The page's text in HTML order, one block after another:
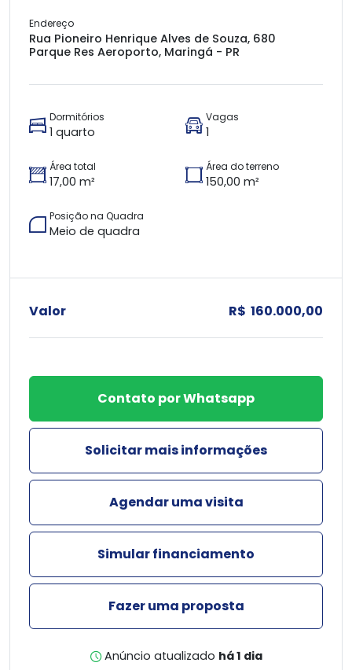
Endereço
Rua Pioneiro Henrique Alves de Souza, 680
Parque Res Aeroporto, Maringá - PR
Dormitórios
1 quarto
Vagas
1
Área total
17,00 m²
Área do terreno
150,00 m²
Posição na Quadra
Meio de quadra
Valor R$ 160.000,00
Contato por Whatsapp
Solicitar mais informações
Agendar uma visita
Simular financiamento
Fazer uma proposta
Anúncio atualizado há 1 dia